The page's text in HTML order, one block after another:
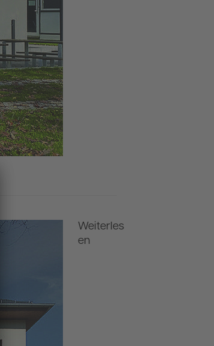
Weiterles
en